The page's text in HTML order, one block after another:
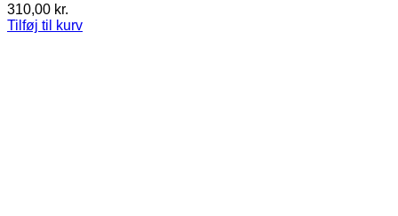
310,00 kr.
Tilføj til kurv